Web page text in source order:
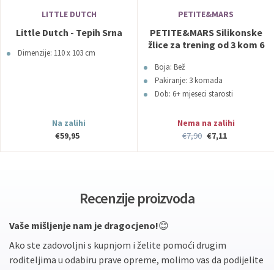
LITTLE DUTCH
Little Dutch - Tepih Srna
Dimenzije: 110 x 103 cm
Na zalihi
€59,95
PETITE&MARS
PETITE&MARS Silikonske
žlice za trening od 3 kom 6
Boja: Bež
Pakiranje: 3 komada
Dob: 6+ mjeseci starosti
Nema na zalihi
€7,90 €7,11
Recenzije proizvoda
Vaše mišljenje nam je dragocjeno!😊
Ako ste zadovoljni s kupnjom i želite pomoći drugim
roditeljima u odabiru prave opreme, molimo vas da podijelite